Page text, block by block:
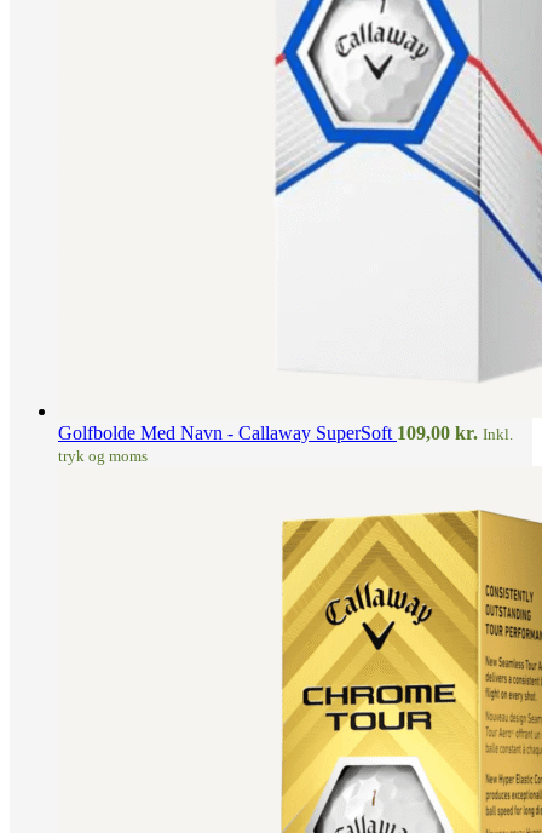
Golfbolde Med Navn - Callaway SuperSoft 109,00 kr. Inkl.
tryk og moms